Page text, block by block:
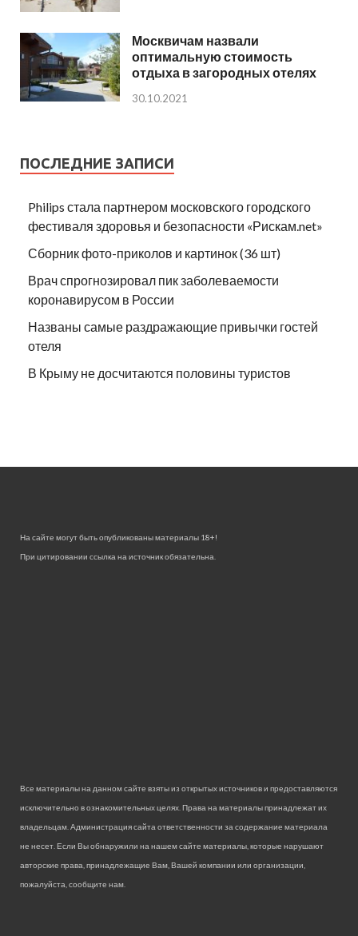
Москвичам назвали
оптимальную стоимость
отдыха в загородных отелях
30.10.2021
ПОСЛЕДНИЕ ЗАПИСИ
Philips стала партнером московского городского
фестиваля здоровья и безопасности «Рискам.net»
Сборник фото-приколов и картинок (36 шт)
Врач спрогнозировал пик заболеваемости
коронавирусом в России
Названы самые раздражающие привычки гостей
отеля
В Крыму не досчитаются половины туристов
На сайте могут быть опубликованы материалы 18+!
При цитировании ссылка на источник обязательна.
Все материалы на данном сайте взяты из открытых источников и предоставляются
исключительно в ознакомительных целях. Права на материалы принадлежат их
владельцам. Администрация сайта ответственности за содержание материала
не несет. Если Вы обнаружили на нашем сайте материалы, которые нарушают
авторские права, принадлежащие Вам, Вашей компании или организации,
пожалуйста, сообщите нам.